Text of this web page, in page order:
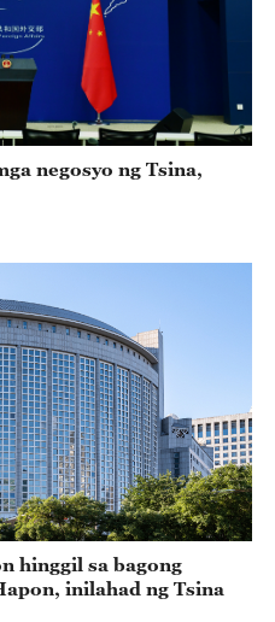
negosyo ng Tsina,
hinggil sa bagong
inilahad ng Tsina